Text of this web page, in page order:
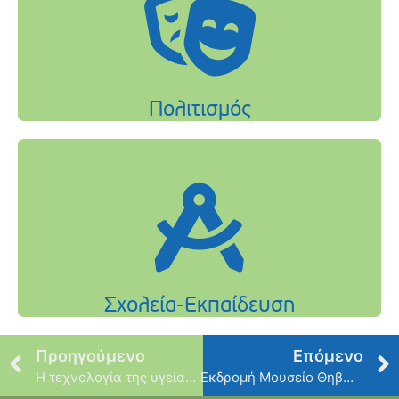
Προηγούμενο
Η τεχνολογία της υγείας εξελίσσεται!
Επόμενο
Εκδρομή Μουσείο Θηβών & Λίμνη Μουσών